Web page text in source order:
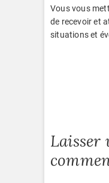
Vous vous
de recevoir et
situations et
Laisser